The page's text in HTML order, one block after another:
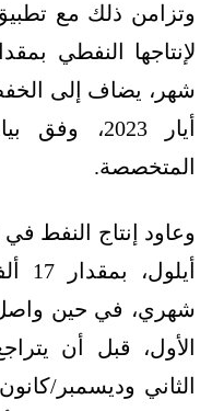
وتزامن ذلك مع
شهر، يضاف إلى
أيار 2023،
المتخصصة.
وعاود إنتاج النفط في
شهري، في حين واصل
الأول، قبل أن